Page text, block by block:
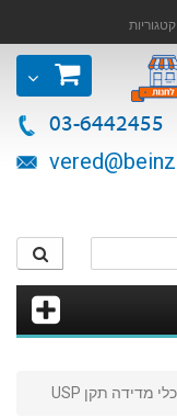
קטגוריות
03-6442455
כלי מדידה תקן USP